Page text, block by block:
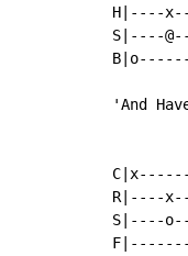
H|----
S|----
'And
R|----
S|----